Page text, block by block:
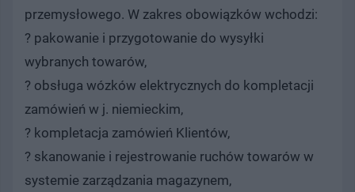
przemysłowego. W zakres obowiązków wchodzi:
? pakowanie i przygotowanie do wysyłki
wybranych towarów,
? obsługa wózków elektrycznych do kompletacji
zamówień w j. niemieckim,
? kompletacja zamówień Klientów,
? skanowanie i rejestrowanie ruchów towarów w
systemie zarządzania magazynem,